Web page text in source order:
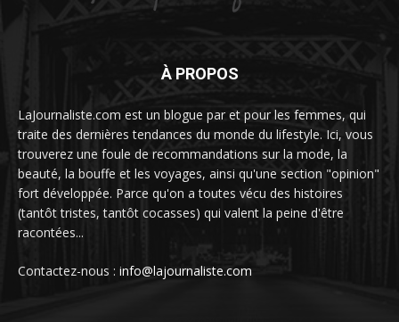
À PROPOS
LaJournaliste.com est un blogue par et pour les femmes, qui
traite des dernières tendances du monde du lifestyle. Ici, vous
trouverez une foule de recommandations sur la mode, la
beauté, la bouffe et les voyages, ainsi qu'une section "opinion"
fort développée. Parce qu'on a toutes vécu des histoires
(tantôt tristes, tantôt cocasses) qui valent la peine d'être
racontées...
Contactez-nous : info@lajournaliste.com